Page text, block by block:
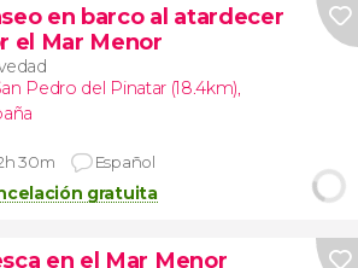
en barco al atardecer
el Mar Menor
Pedro del Pinatar (18.4km),
30m Español
gratuita
en el Mar Menor